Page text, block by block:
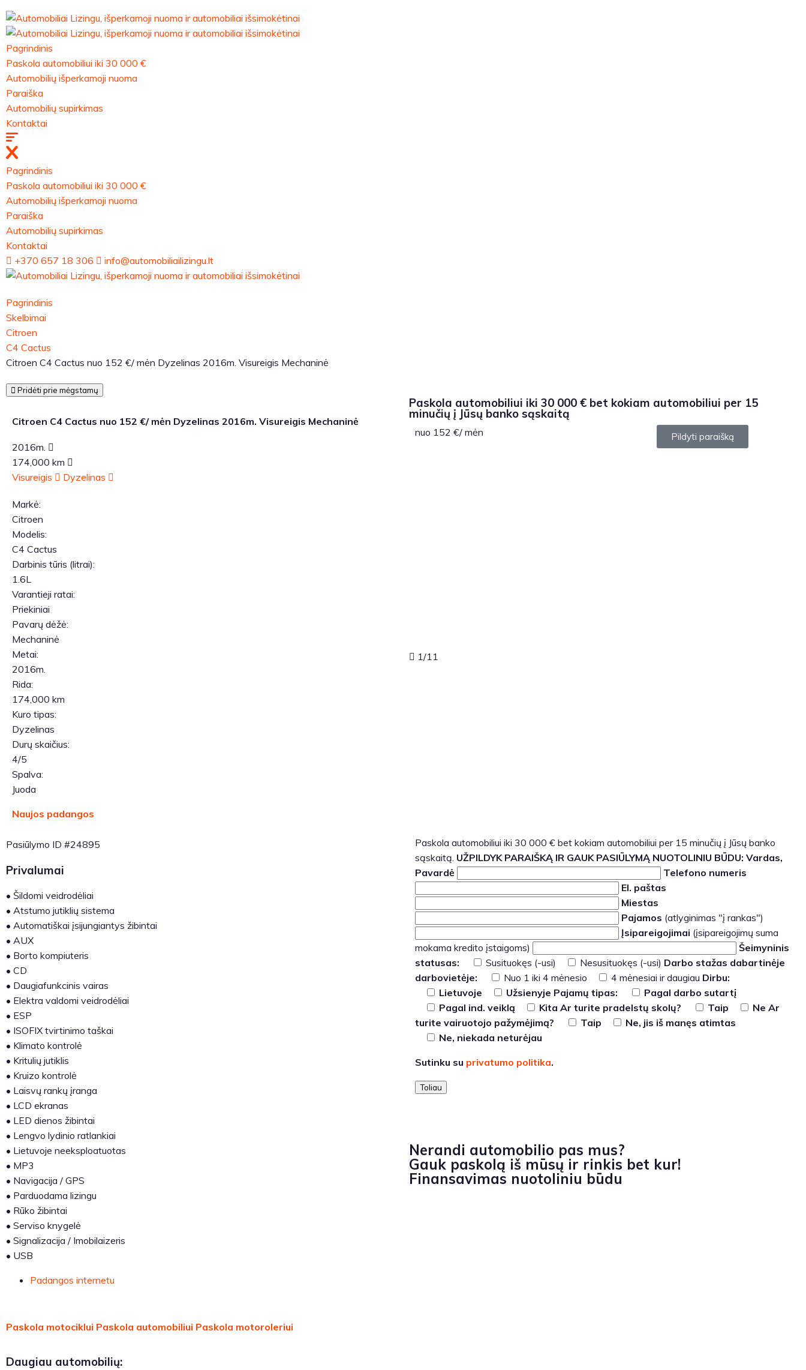
Pagrindinis
Paskola automobiliui iki 30 000 €
Automobilių išperkamoji nuoma
Paraiška
Automobilių supirkimas
Kontaktai
Pagrindinis
Paskola automobiliui iki 30 000 €
Automobilių išperkamoji nuoma
Paraiška
Automobilių supirkimas
Kontaktai
+370 657 18 306
info@automobiliailizingu.lt
Pagrindinis
Skelbimai
Citroen
C4 Cactus
Citroen C4 Cactus nuo 152 €/ mėn Dyzelinas 2016m. Visureigis Mechaninė
Pridėti prie mėgstamų
Citroen C4 Cactus nuo 152 €/ mėn Dyzelinas 2016m. Visureigis Mechaninė
2016m.
174,000 km
Visureigis
Dyzelinas
Markė:
Citroen
Modelis:
C4 Cactus
Darbinis tūris (litrai):
1.6L
Varantieji ratai:
Priekiniai
Pavarų dėžė:
Mechaninė
Metai:
2016m.
Rida:
174,000 km
Kuro tipas:
Dyzelinas
Durų skaičius:
4/5
Spalva:
Juoda
Naujos padangos
Pasiūlymo ID #24895
Privalumai
• Šildomi veidrodėliai
• Atstumo jutiklių sistema
• Automatiškai įsijungiantys žibintai
• AUX
• Borto kompiuteris
• CD
• Daugiafunkcinis vairas
• Elektra valdomi veidrodėliai
• ESP
• ISOFIX tvirtinimo taškai
• Klimato kontrolė
• Kritulių jutiklis
• Kruizo kontrolė
• Laisvų rankų įranga
• LCD ekranas
• LED dienos žibintai
• Lengvo lydinio ratlankiai
• Lietuvoje neeksploatuotas
• MP3
• Navigacija / GPS
• Parduodama lizingu
• Rūko žibintai
• Serviso knygelė
• Signalizacija / Imobilaizeris
• USB
Padangos internetu
Paskola automobiliui iki 30 000 € bet kokiam automobiliui per 15
minučių į Jūsų banko sąskaitą
nuo 152 €/ mėn Pildyti paraišką
1/11
Paskola automobiliui iki 30 000 € bet kokiam automobiliui per 15 minučių į Jūsų banko
sąskaitą. UŽPILDYK PARAIŠKĄ IR GAUK PASIŪLYMĄ NUOTOLINIU BŪDU: Vardas,
Pavardė
Telefono numeris
El. paštas
Miestas
Pajamos (atlyginimas "į rankas")
Įsipareigojimai (įsipareigojimų suma
mokama kredito įstaigoms)
Šeimyninis
statusas:
Susituokęs (-usi) Nesusituokęs (-usi) Darbo stažas dabartinėje
darbovietėje:
Nuo 1 iki 4 mėnesio 4 mėnesiai ir daugiau Dirbu:
Lietuvoje
Užsienyje Pajamų tipas:
Pagal darbo sutartį
Pagal ind. veiklą
Kita Ar turite pradelstų skolų? Taip Ne Ar
turite vairuotojo pažymėjimą?
Taip
Ne, jis iš manęs atimtas
Ne, niekada neturėjau
Sutinku su privatumo politika.
Toliau
Nerandi automobilio pas mus?
Gauk paskolą iš mūsų ir rinkis bet kur!
Finansavimas nuotoliniu būdu
Paskola motociklui Paskola automobiliui Paskola motoroleriui
Daugiau automobilių: